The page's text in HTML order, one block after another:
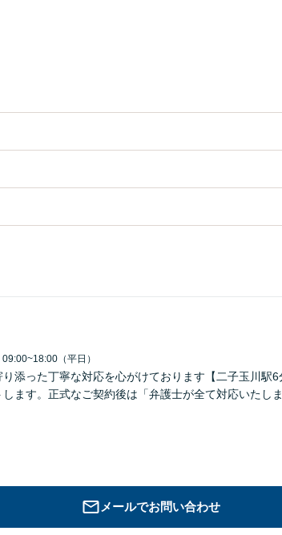
（平日）
添った丁寧な対応を心がけております【二子玉川駅6
ます。正式なご契約後は「弁護士が全て対応いたし
メールでお問い合わせ